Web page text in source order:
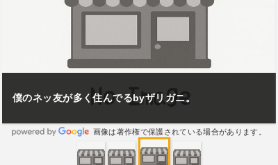
僕のネッ友が多く住んでるbyザリガニ。
画像は著作権で保護されている場合があります。